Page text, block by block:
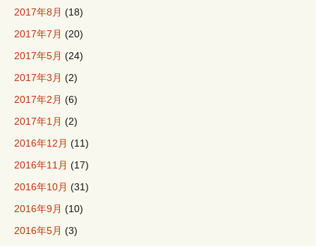
2017年8月 (18)
2017年7月 (20)
2017年5月 (24)
2017年3月 (2)
2017年2月 (6)
2017年1月 (2)
2016年12月 (11)
2016年11月 (17)
2016年10月 (31)
2016年9月 (10)
2016年5月 (3)